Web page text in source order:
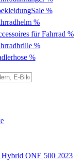
Sale %
%
für Fahrrad %
%
%
Hybrid ONE 500 2023